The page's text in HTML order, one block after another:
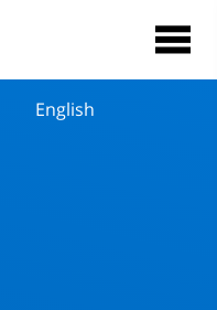
English